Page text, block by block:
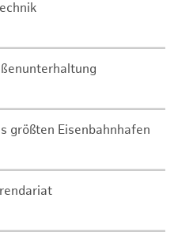
größten Eisenbahnhafen